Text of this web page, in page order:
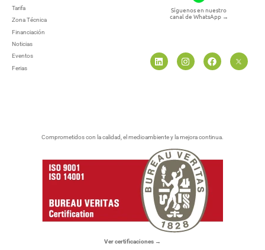
Tarifa
Zona Técnica
Financiación
Noticias
Eventos
Ferias
Síguenos en nuestro
canal de WhatsApp →
Comprometidos con la calidad, el medioambiente y la mejora continua.
Ver certificaciones →